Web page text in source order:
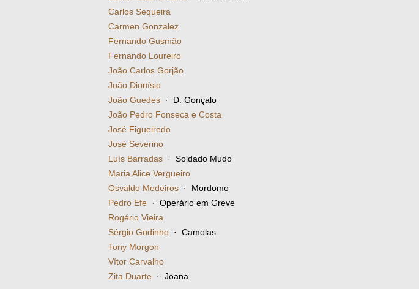
Carlos Sequeira
Carmen Gonzalez
Fernando Gusmão
Fernando Loureiro
João Carlos Gorjão
João Dionísio
João Guedes · D. Gonçalo
João Pedro Fonseca e Costa
José Figueiredo
José Severino
Luís Barradas · Soldado Mudo
Maria Alice Vergueiro
Osvaldo Medeiros · Mordomo
Pedro Efe · Operário em Greve
Rogério Vieira
Sérgio Godinho · Camolas
Tony Morgon
Vítor Carvalho
Zita Duarte · Joana